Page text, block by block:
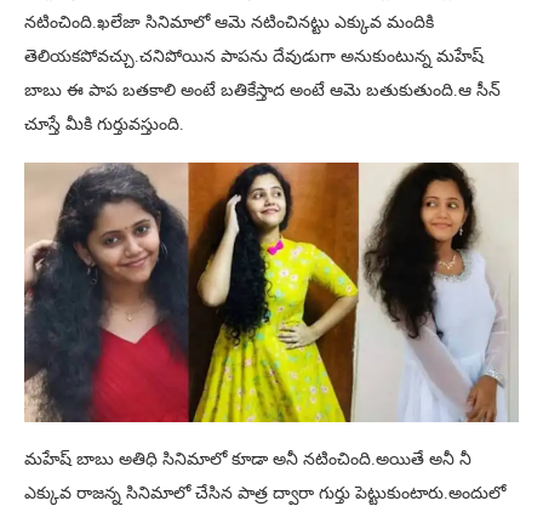
నటించింది.ఖలేజా సినిమాలో ఆమె నటించినట్టు ఎక్కువ మందికి
తెలియకపోవచ్చు.చనిపోయిన పాపను దేవుడుగా అనుకుంటున్న మహేష్
బాబు ఈ పాప బతకాలి అంటే బతికేస్తాద అంటే ఆమె బతుకుతుంది.ఆ సీన్
చూస్తే మీకి గుర్తువస్తుంది.
మహేష్ బాబు అతిధి సినిమాలో కూడా అనీ నటించింది.అయితే అనీ నీ
ఎక్కువ రాజన్న సినిమాలో చేసిన పాత్ర ద్వారా గుర్తు పెట్టుకుంటారు.అందులో